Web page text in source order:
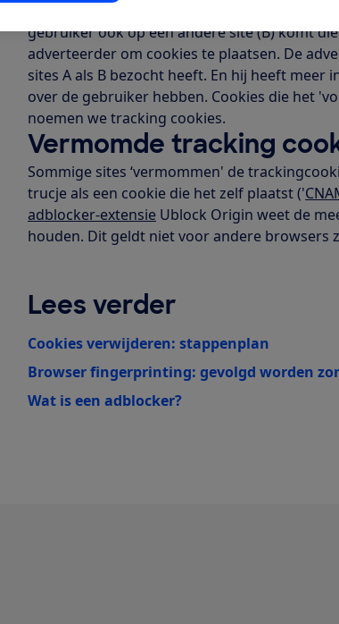
hebt bezocht. Het echte voordeel voor die
gebruiker ook op een andere site (B) komt
adverteerder om cookies te plaatsen. De
sites A als B bezocht heeft. En hij heeft meer
over de gebruiker hebben. Cookies die het
noemen we tracking cookies.
Vermomde tracking
Sommige sites ‘vermommen' de
trucje als een cookie die het zelf plaatst ('
adblocker-extensie Ublock Origin weet de
houden. Dit geldt niet voor andere browsers
Lees verder
Cookies verwijderen: stappenplan
Browser fingerprinting: gevolgd worden
Wat is een adblocker?